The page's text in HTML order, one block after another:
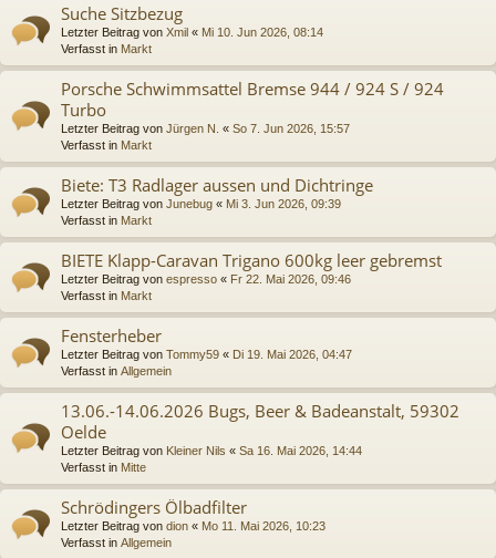
Suche Sitzbezug
Letzter Beitrag von Xmil « Mi 10. Jun 2026, 08:14
Verfasst in Markt
Porsche Schwimmsattel Bremse 944 / 924 S / 924
Turbo
Letzter Beitrag von Jürgen N. « So 7. Jun 2026, 15:57
Verfasst in Markt
Biete: T3 Radlager aussen und Dichtringe
Letzter Beitrag von Junebug « Mi 3. Jun 2026, 09:39
Verfasst in Markt
BIETE Klapp-Caravan Trigano 600kg leer gebremst
Letzter Beitrag von espresso « Fr 22. Mai 2026, 09:46
Verfasst in Markt
Fensterheber
Letzter Beitrag von Tommy59 « Di 19. Mai 2026, 04:47
Verfasst in Allgemein
13.06.-14.06.2026 Bugs, Beer & Badeanstalt, 59302
Oelde
Letzter Beitrag von Kleiner Nils « Sa 16. Mai 2026, 14:44
Verfasst in Mitte
Schrödingers Ölbadfilter
Letzter Beitrag von dion « Mo 11. Mai 2026, 10:23
Verfasst in Allgemein